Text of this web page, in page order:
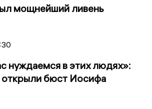
мощнейший ливень
нуждаемся в этих людях»:
открыли бюст Иосифа